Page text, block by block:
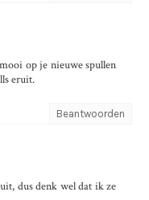
op je nieuwe spullen
eruit.
Beantwoorden
dus denk wel dat ik ze